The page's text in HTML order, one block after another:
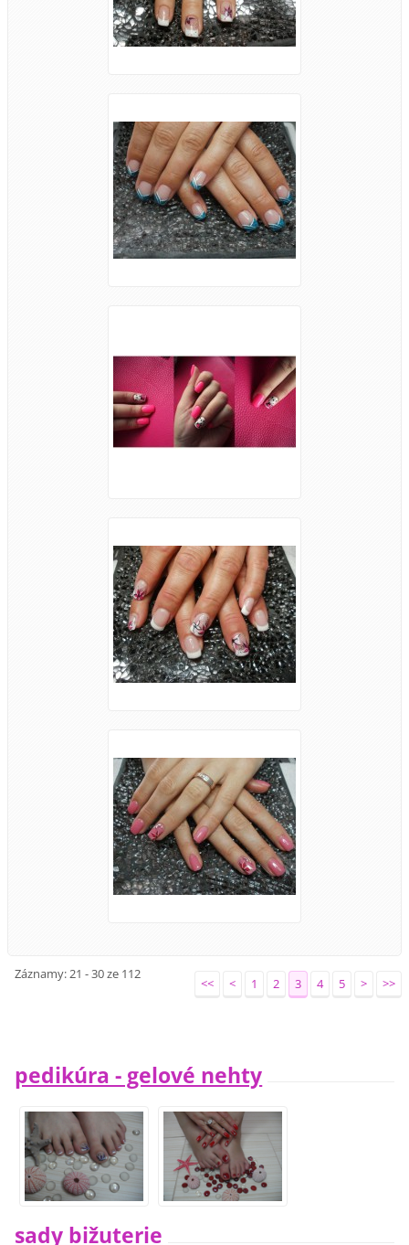
Záznamy: 21 - 30 ze 112
<< < 1 2 3 4 5 > >>
pedikúra - gelové nehty
sady bižuterie